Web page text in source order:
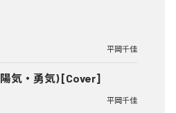
平岡千佳
気・勇気) [Cover]
平岡千佳